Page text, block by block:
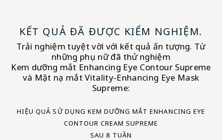
KẾT QUẢ ĐÃ ĐƯỢC KIỂM NGHIỆM.
Trải nghiệm tuyệt vời với kết quả ấn tượng. Từ
những phụ nữ đã thử nghiệm
Kem dưỡng mắt Enhancing Eye Contour Supreme
và Mặt nạ mắt Vitality-Enhancing Eye Mask
Supreme:
HIỆU QUẢ SỬ DỤNG KEM DƯỠNG MẮT ENHANCING EYE
CONTOUR CREAM SUPREME
SAU 8 TUẦN